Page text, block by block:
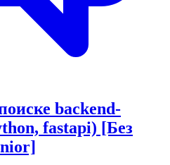
backend-
fastapi) [Без